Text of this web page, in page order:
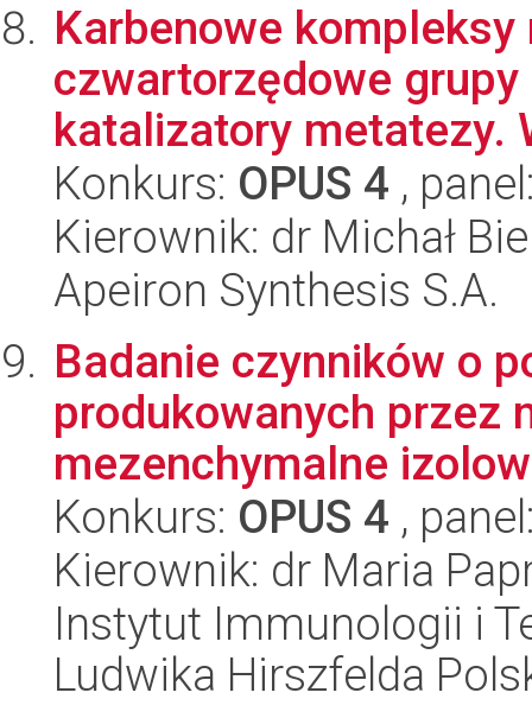
Karbenowe
czwartorzędowe
katalizatory metatezy.
Konkurs: OPUS 4 ,
Kierownik: dr Michał
Apeiron Synthesis S.A.
Badanie czynników o
produkowanych przez
mezenchymalne
Konkurs: OPUS 4 ,
Kierownik: dr Maria
Instytut Immunologii i
Ludwika Hirszfelda